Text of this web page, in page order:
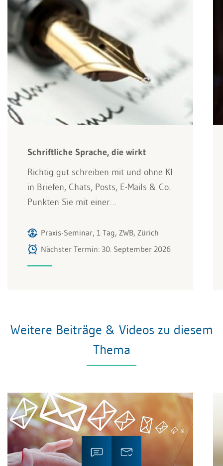
Schriftliche Sprache, die wirkt
Richtig gut schreiben mit und ohne KI
in Briefen, Chats, Posts, E-Mails & Co..
Punkten Sie mit einer…
Praxis-Seminar, 1 Tag, ZWB, Zürich
Nächster Termin: 30. September 2026
Weitere Beiträge & Videos zu diesem
Thema